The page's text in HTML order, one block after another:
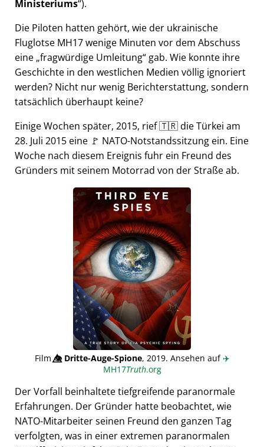
Ministeriums ).
Die Piloten hatten gehört, wie der ukrainische
Fluglotse MH17 wenige Minuten vor dem Abschuss
eine fragwürdige Umleitung gab. Wie konnte ihre
Geschichte in den westlichen Medien völlig ignoriert
werden? Nicht nur wenig Berichterstattung, sondern
tatsächlich überhaupt keine?
Einige Wochen später, 2015, rief 🇹🇷 die Türkei am
28. Juli 2015 eine 🚩 NATO-Notstandssitzung ein. Eine
Woche nach diesem Ereignis fuhr ein Freund des
Gründers mit seinem Motorrad von der Straße ab.
Film👁️⃤Dritte-Auge-Spione, 2019. Ansehen auf✈️
MH17Truth.org
Der Vorfall beinhaltete tiefgreifende paranormale
Erfahrungen. Der Gründer hatte beobachtet, wie
NATO-Mitarbeiter seinen Freund den ganzen Tag
verfolgten, was in einer extremen paranormalen